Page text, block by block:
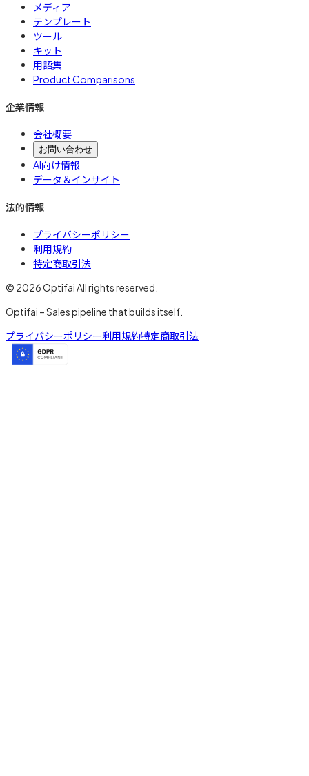
メディア
テンプレート
ツール
キット
用語集
Product Comparisons
企業情報
会社概要
お問い合わせ
AI向け情報
データ＆インサイト
法的情報
プライバシーポリシー
利用規約
特定商取引法
© 2026 Optifai All rights reserved.
Optifai – Sales pipeline that builds itself.
プライバシーポリシー利用規約特定商取引法